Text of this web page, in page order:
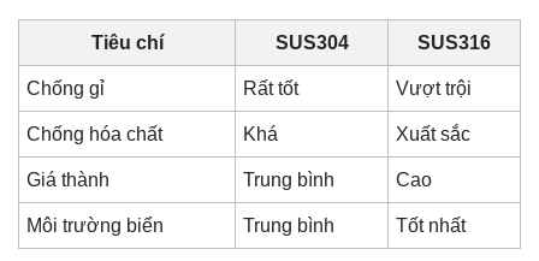
Tiêu chí SUS304 SUS316
Chống gỉ Rất tốt Vượt trội
Chống hóa chất Khá Xuất sắc
Giá thành Trung bình Cao
Môi trường biển Trung bình Tốt nhất